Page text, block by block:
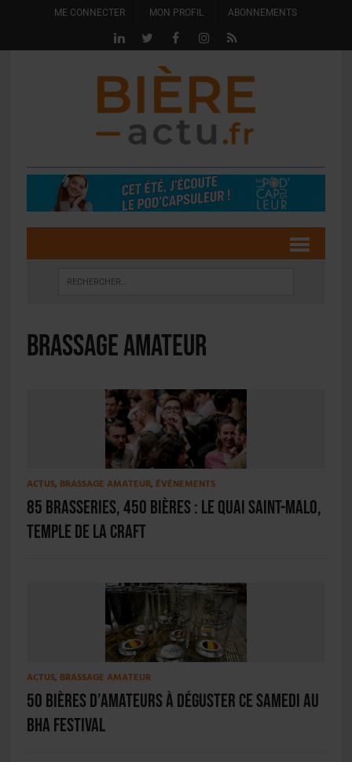
ME CONNECTER MON PROFIL ABONNEMENTS
brassage amateur
ACTUS, BRASSAGE AMATEUR, ÉVÉNEMENTS
85 brasseries, 450 bières : le Quai Saint-Malo,
temple de la craft
ACTUS, BRASSAGE AMATEUR
50 bières d’amateurs à déguster ce samedi au
BHA Festival